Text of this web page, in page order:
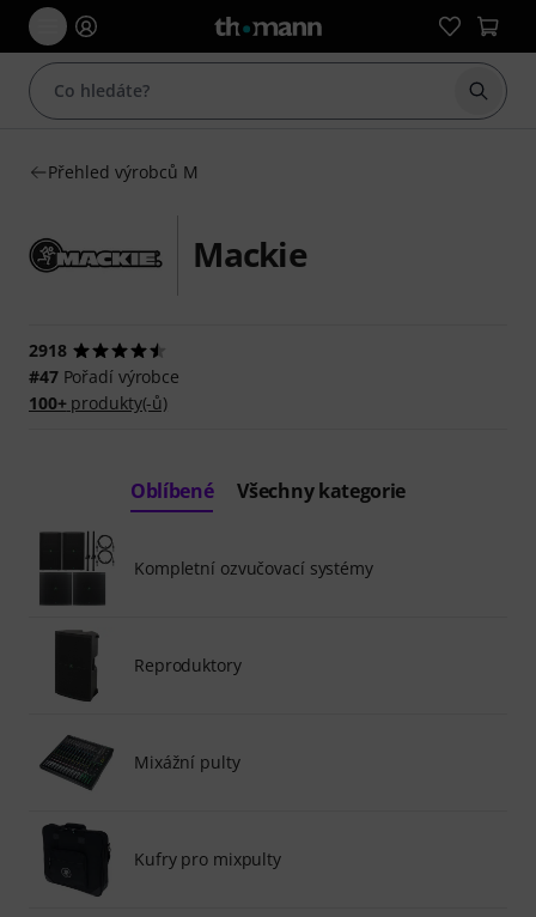
Začít
Přehled výrobců M
Mackie
2918
#47Pořadí výrobce
100+produkty(-ů)
Oblíbené Všechny kategorie
Kompletní ozvučovací systémy
Reproduktory
Mixážní pulty
Kufry pro mixpulty